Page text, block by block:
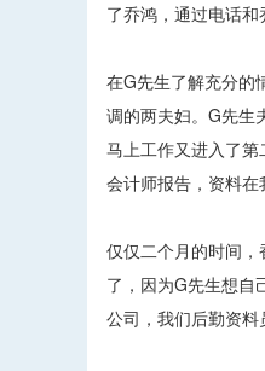
了乔鸿，通过电话
在G先生了解充分的
调的两夫妇。G先生
马上工作又进入了
会计师报告，资料在
仅仅二个月的时间
了，因为G先生想自
公司，我们后勤资料